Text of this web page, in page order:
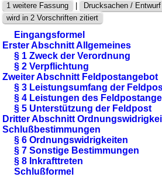
1 weitere Fassung
| Drucksachen /
wird in 2 Vorschriften zitiert
Eingangsformel
Erster Abschnitt Allgemeines
§ 1 Zweck der Verordnung
§ 2 Verpflichtung
Zweiter Abschnitt Feldpostangebot
§ 3 Leistungsumfang der
§ 4 Leistungen des
§ 5 Unterstützung der Feldpost
Dritter Abschnitt
Schlußbestimmungen
§ 6 Ordnungswidrigkeiten
§ 7 Sonstige Bestimmungen
§ 8 Inkrafttreten
Schlußformel